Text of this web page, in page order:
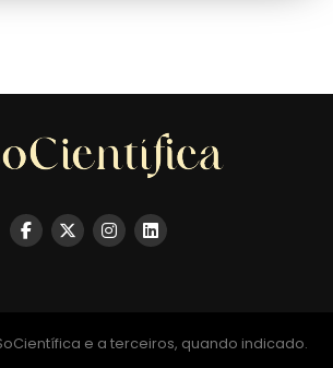
e a terceiros, quando indicado.